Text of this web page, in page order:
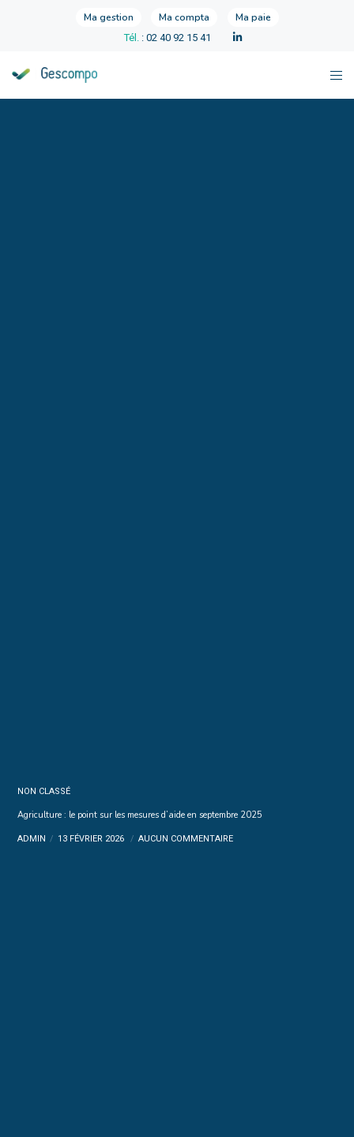
Ma gestion Ma compta Ma paie
Tél. : 02 40 92 15 41
NON CLASSÉ
Agriculture : le point sur les mesures d’aide en septembre 2025
ADMIN 13 FÉVRIER 2026 AUCUN COMMENTAIRE